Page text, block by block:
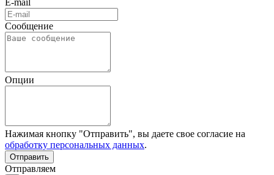
Сообщение
Опции
Нажимая кнопку "Отправить", вы даете свое согласие на
обработку персональных данных.
Отправляем